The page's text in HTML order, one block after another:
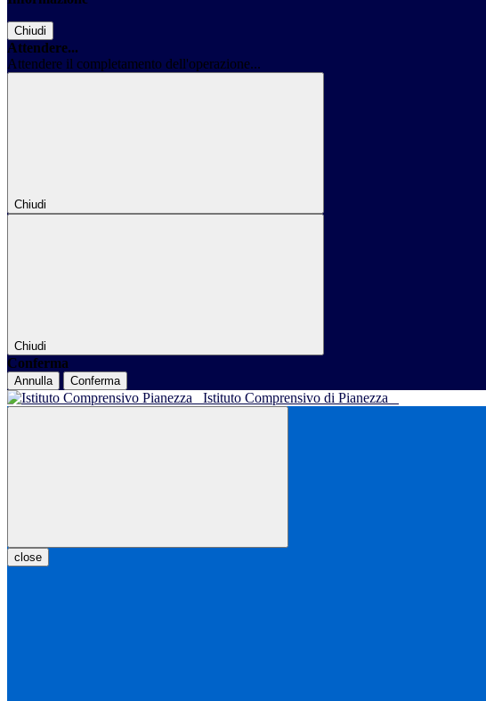
Chiudi
Attendere...
Attendere il completamento dell'operazione...
Chiudi
Chiudi
Conferma
Annulla Conferma
Istituto Comprensivo di Pianezza
close